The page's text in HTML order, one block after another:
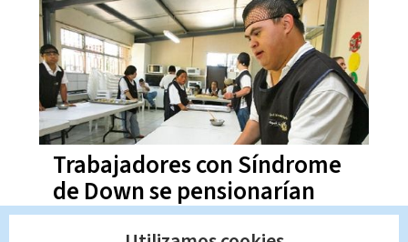
Trabajadores con Síndrome
de Down se pensionarían
con 15 años de cotizar